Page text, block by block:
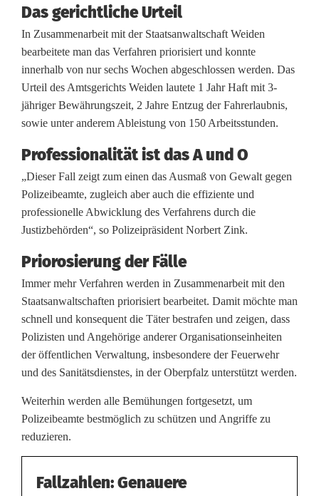
2
0
Das gerichtliche Urteil
In Zusammenarbeit mit der Staatsanwaltschaft Weiden
bearbeitete man das Verfahren priorisiert und konnte
innerhalb von nur sechs Wochen abgeschlossen werden. Das
Urteil des Amtsgerichts Weiden lautete 1 Jahr Haft mit 3-
jähriger Bewährungszeit, 2 Jahre Entzug der Fahrerlaubnis,
sowie unter anderem Ableistung von 150 Arbeitsstunden.
Professionalität ist das A und O
„Dieser Fall zeigt zum einen das Ausmaß von Gewalt gegen
Polizeibeamte, zugleich aber auch die effiziente und
professionelle Abwicklung des Verfahrens durch die
Justizbehörden“, so Polizeipräsident Norbert Zink.
Priorosierung der Fälle
Immer mehr Verfahren werden in Zusammenarbeit mit den
Staatsanwaltschaften priorisiert bearbeitet. Damit möchte man
schnell und konsequent die Täter bestrafen und zeigen, dass
Polizisten und Angehörige anderer Organisationseinheiten
der öffentlichen Verwaltung, insbesondere der Feuerwehr
und des Sanitätsdienstes, in der Oberpfalz unterstützt werden.
Weiterhin werden alle Bemühungen fortgesetzt, um
Polizeibeamte bestmöglich zu schützen und Angriffe zu
reduzieren.
Fallzahlen: Genauere